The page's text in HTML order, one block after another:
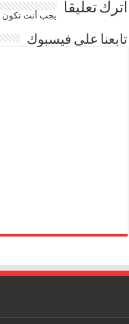
اترك تعليقاً يجب أنت تكون
تابعنا على فيسبوك